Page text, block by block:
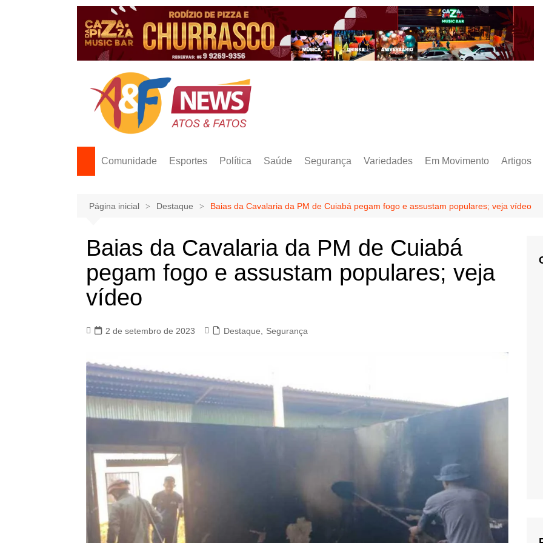
Comunidade Esportes Política Saúde Segurança Variedades Em Movimento Artigos
Página inicial Destaque Baias da Cavalaria da PM de Cuiabá pegam fogo e assustam populares; veja vídeo
Baias da Cavalaria da PM de Cuiabá
pegam fogo e assustam populares; veja
vídeo
2 de setembro de 2023 Destaque Segurança